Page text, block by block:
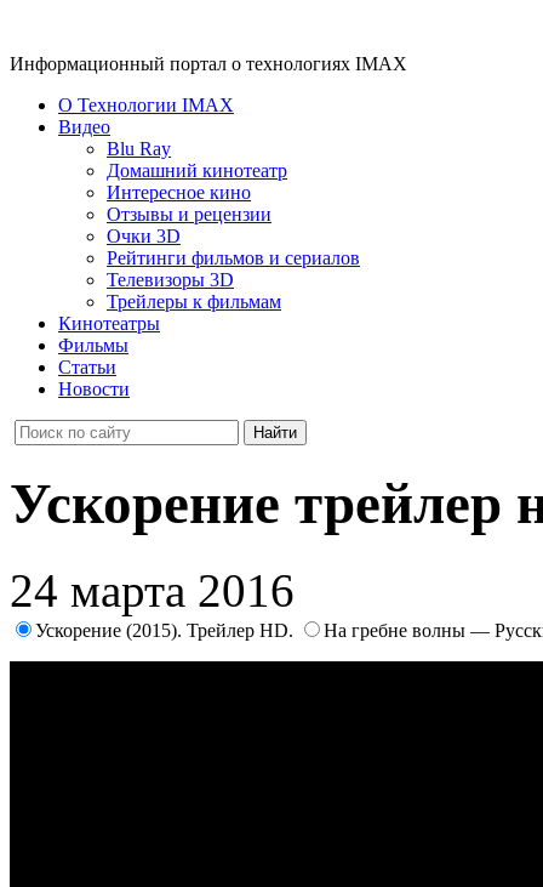
Информационный портал о технологиях IMAX
О Технологии IMAX
Видео
Blu Ray
Домашний кинотеатр
Интересное кино
Отзывы и рецензии
Очки 3D
Рейтинги фильмов и сериалов
Телевизоры 3D
Трейлеры к фильмам
Кинотеатры
Фильмы
Статьи
Новости
Ускорение трейлер
24 марта 2016
Ускорение (2015). Трейлер HD. На гребне волны —